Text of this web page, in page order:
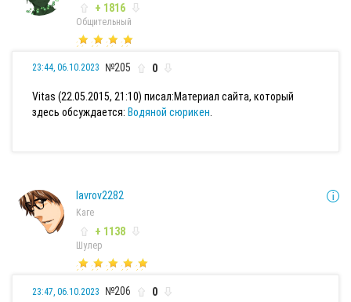
+ 1816
Общительный
23:44, 06.10.2023 №205 0
Vitas (22.05.2015, 21:10) писал:Материал сайта, который
здесь обсуждается: Водяной сюрикен
lavrov2282
Каге
+ 1138
Шулер
23:47, 06.10.2023 №206 0